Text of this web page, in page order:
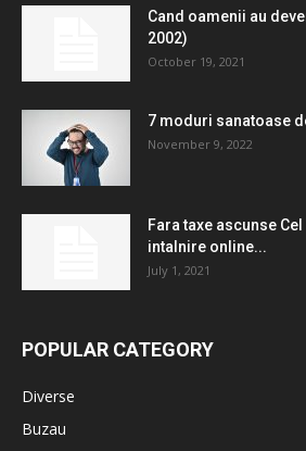
Cand oamenii au
2002)
October 19, 2021
7 moduri sanatoase
November 9, 2022
Fara taxe ascunse
intalnire online...
July 1, 2021
POPULAR CATEGORY
Diverse
Buzau